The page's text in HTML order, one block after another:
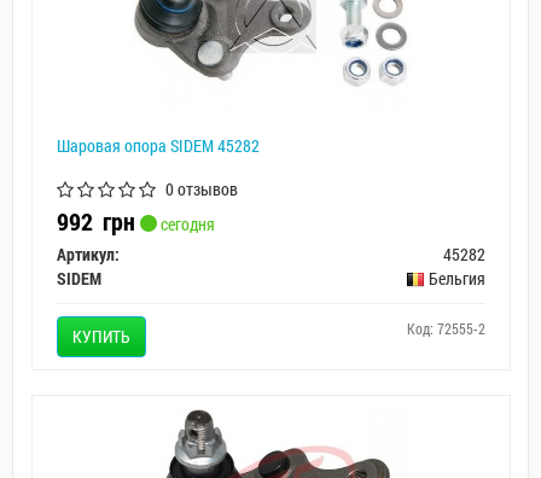
Шаровая опора SIDEM 45282
0 отзывов
992 грн
сегодня
Артикул:
45282
SIDEM
Бельгия
КУПИТЬ Код: 72555-2